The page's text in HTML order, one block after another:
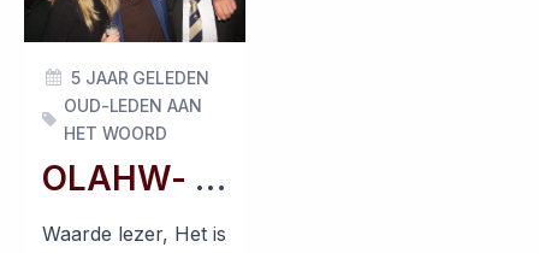
OLAHW- november 2022
5 JAAR GELEDEN
OUD-LEDEN AAN
HET WOORD
Waarde lezer, Het is